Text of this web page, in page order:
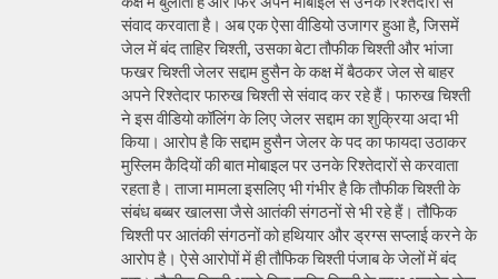
संवाद करवाता है। अब एक ऐसा वीडियो उजागर हुआ है, जिसमें
जेल में बंद ताहिर चिश्ती, उसका बेटा तौफीक चिश्ती और भांजा
फखर चिश्ती जेलर सद्दाम हुसैन के कक्ष में बैठकर जेल से बाहर
अपने रिश्तेदार फारुख चिश्ती से संवाद कर रहे हैं। फारुख चिश्ती
ने इस वीडियो कॉलिंग के लिए जेलर सद्दाम का शुक्रिया अदा भी
किया। आरोप है कि सद्दाम हुसैन जेलर के पद का फायदा उठाकर
मुस्लिम कैदियों की बात मोबाइल पर उनके रिश्तेदारों से करवाता
रहता है। ताजा मामला इसलिए भी गंभीर है कि तौफीक चिश्ती के
संबंध बब्बर खालसा जैसे आतंकी संगठनों से भी रहे हैं। तौफिक
चिश्ती पर आतंकी संगठनों को हथियार और ड्रग्स सप्लाई करने के
आरोप है। ऐसे आरोपों में ही तौफिक चिश्ती पंजाब के जेलों में बंद